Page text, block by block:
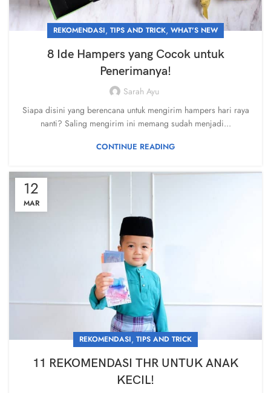
REKOMENDASI, TIPS AND TRICK, WHAT'S NEW
8 Ide Hampers yang Cocok untuk
Penerimanya!
Sarah Ayu
Siapa disini yang berencana untuk mengirim hampers hari raya
nanti? Saling mengirim ini memang sudah menjadi...
CONTINUE READING
12
MAR
REKOMENDASI, TIPS AND TRICK
11 REKOMENDASI THR UNTUK ANAK
KECIL!